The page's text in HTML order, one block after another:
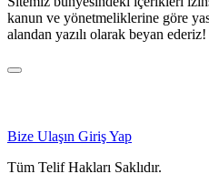
kanun ve yönetmeliklerine göre
alandan yazılı olarak beyan ederiz!
Bize Ulaşın Giriş Yap
Tüm Telif Hakları Saklıdır.